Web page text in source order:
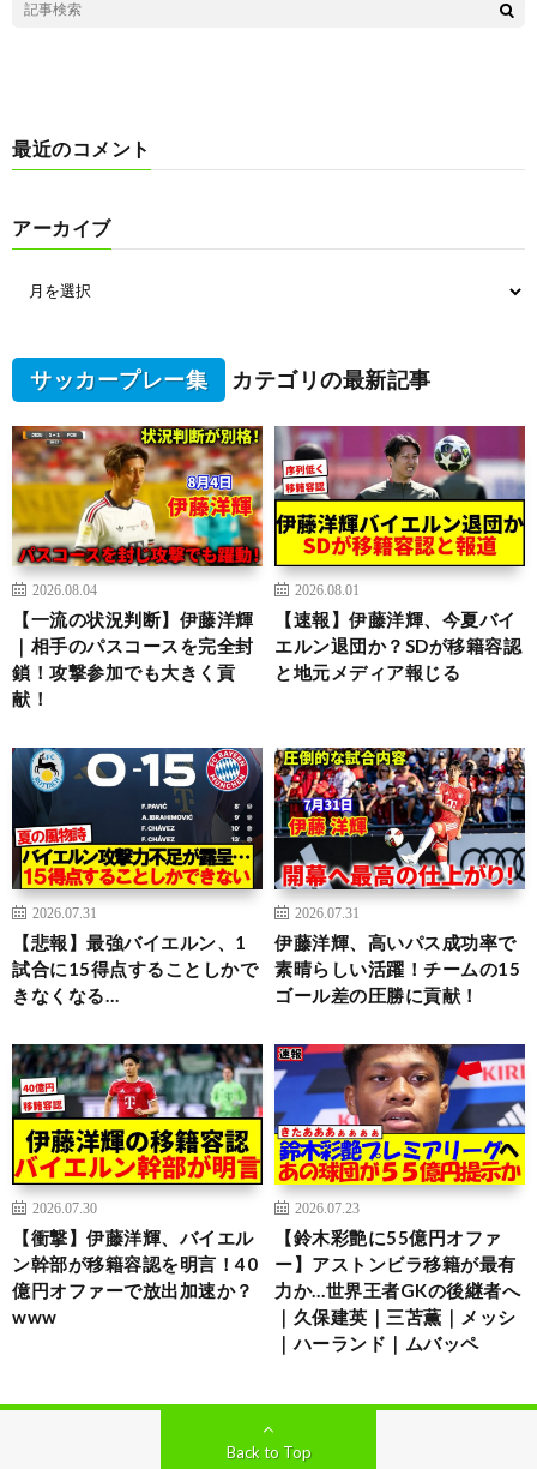
最近のコメント
アーカイブ
サッカープレー集 カテゴリの最新記事
2026.08.04
【一流の状況判断】伊藤洋輝
｜相手のパスコースを完全封
鎖！攻撃参加でも大きく貢
献！
2026.08.01
【速報】伊藤洋輝、今夏バイ
エルン退団か？SDが移籍容認
と地元メディア報じる
2026.07.31
【悲報】最強バイエルン、1
試合に15得点することしかで
きなくなる…
2026.07.31
伊藤洋輝、高いパス成功率で
素晴らしい活躍！チームの15
ゴール差の圧勝に貢献！
2026.07.30
【衝撃】伊藤洋輝、バイエル
ン幹部が移籍容認を明言！40
億円オファーで放出加速か？
www
2026.07.23
【鈴木彩艶に55億円オファ
ー】アストンビラ移籍が最有
力か…世界王者GKの後継者へ
｜久保建英｜三苫薫｜メッシ
｜ハーランド｜ムバッペ
Back to Top